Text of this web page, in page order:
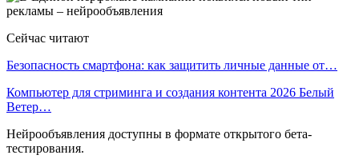
Сейчас читают
Безопасность смартфона: как защитить личные данные от…
Компьютер для стриминга и создания контента 2026 Белый
Ветер…
Нейрообъявления доступны в формате открытого бета-
тестирования.